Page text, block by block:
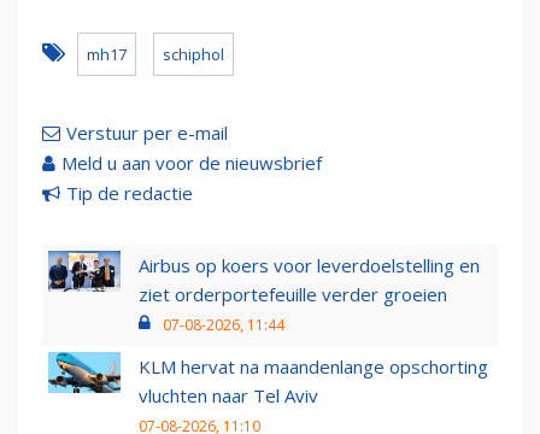
mh17 schiphol
Verstuur per e-mail
Meld u aan voor de nieuwsbrief
Tip de redactie
Airbus op koers voor leverdoelstelling en
ziet orderportefeuille verder groeien
07-08-2026, 11:44
KLM hervat na maandenlange opschorting
vluchten naar Tel Aviv
07-08-2026, 11:10